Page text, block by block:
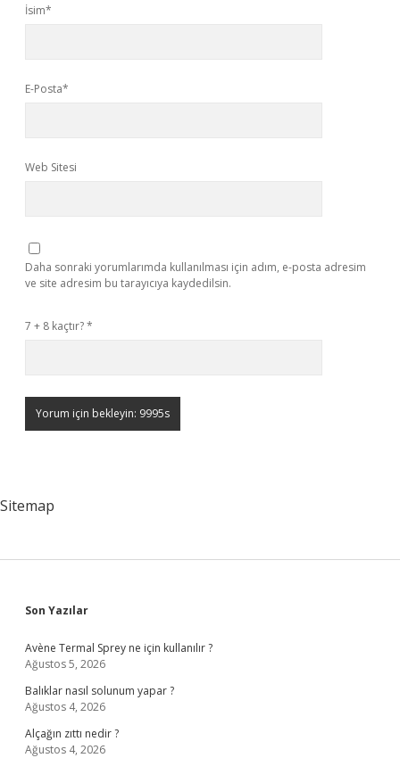
İsim*
E-Posta*
Web Sitesi
Daha sonraki yorumlarımda kullanılması için adım, e-posta adresim
ve site adresim bu tarayıcıya kaydedilsin.
7 + 8 kaçtır?*
Sitemap
Sidebar
Son Yazılar
Avène Termal Sprey ne için kullanılır ?
Ağustos 5, 2026
Balıklar nasıl solunum yapar ?
Ağustos 4, 2026
Alçağın zıttı nedir ?
Ağustos 4, 2026